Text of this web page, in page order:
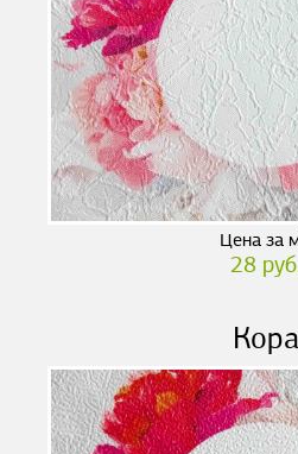
Цена за
28
Кора